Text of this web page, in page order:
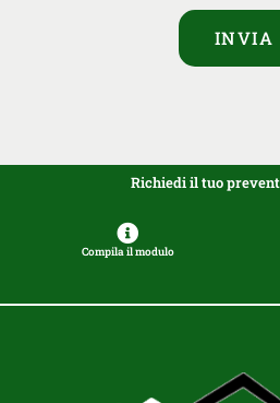
INVIA
Richiedi il tuo
Compila il modulo